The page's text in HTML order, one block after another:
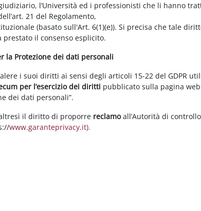
l’Università ed i professionisti che li hanno
21 del Regolamento,
(basato sull'Art. 6(1)(e)). Si precisa che tale
il consenso esplicito.
la Protezione dei dati personali
i suoi diritti ai sensi degli articoli 15-22 del GDPR
per l’esercizio dei diritti pubblicato sulla pagina web
dei dati personali”.
il diritto di proporre reclamoall’Autorità di
www.garanteprivacy.it).